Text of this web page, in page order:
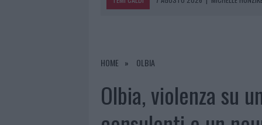
7 AGOSTO 2026
HOME OLBIA
Olbia, violenza su